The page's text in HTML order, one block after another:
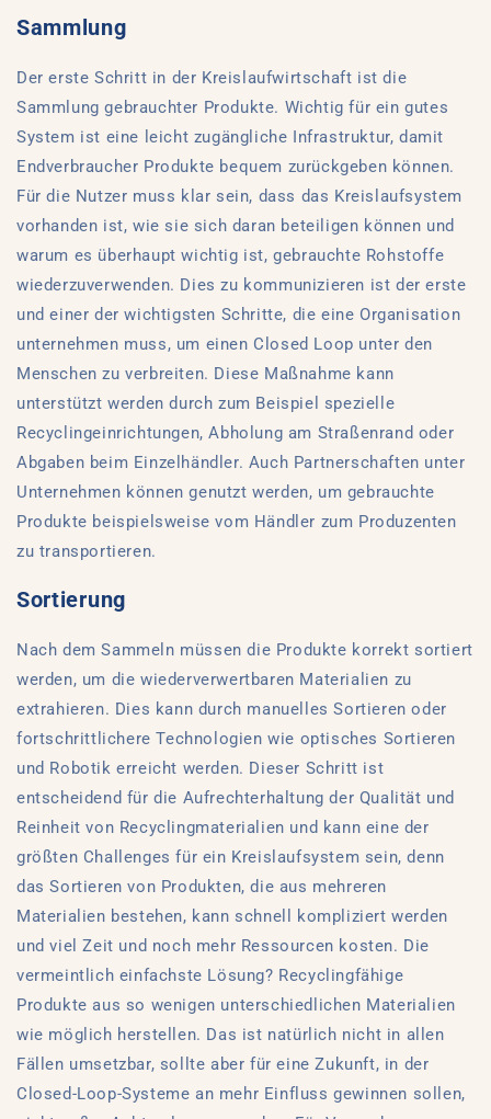
Sammlung
Der erste Schritt in der Kreislaufwirtschaft ist die
Sammlung gebrauchter Produkte. Wichtig für ein gutes
System ist eine leicht zugängliche Infrastruktur, damit
Endverbraucher Produkte bequem zurückgeben können.
Für die Nutzer muss klar sein, dass das Kreislaufsystem
vorhanden ist, wie sie sich daran beteiligen können und
warum es überhaupt wichtig ist, gebrauchte Rohstoffe
wiederzuverwenden. Dies zu kommunizieren ist der erste
und einer der wichtigsten Schritte, die eine Organisation
unternehmen muss, um einen Closed Loop unter den
Menschen zu verbreiten. Diese Maßnahme kann
unterstützt werden durch zum Beispiel spezielle
Recyclingeinrichtungen, Abholung am Straßenrand oder
Abgaben beim Einzelhändler. Auch Partnerschaften unter
Unternehmen können genutzt werden, um gebrauchte
Produkte beispielsweise vom Händler zum Produzenten
zu transportieren.
Sortierung
Nach dem Sammeln müssen die Produkte korrekt sortiert
werden, um die wiederverwertbaren Materialien zu
extrahieren. Dies kann durch manuelles Sortieren oder
fortschrittlichere Technologien wie optisches Sortieren
und Robotik erreicht werden. Dieser Schritt ist
entscheidend für die Aufrechterhaltung der Qualität und
Reinheit von Recyclingmaterialien und kann eine der
größten Challenges für ein Kreislaufsystem sein, denn
das Sortieren von Produkten, die aus mehreren
Materialien bestehen, kann schnell kompliziert werden
und viel Zeit und noch mehr Ressourcen kosten. Die
vermeintlich einfachste Lösung? Recyclingfähige
Produkte aus so wenigen unterschiedlichen Materialien
wie möglich herstellen. Das ist natürlich nicht in allen
Fällen umsetzbar, sollte aber für eine Zukunft, in der
Closed-Loop-Systeme an mehr Einfluss gewinnen sollen,